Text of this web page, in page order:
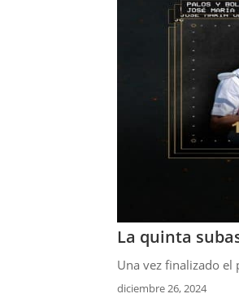
La quinta
Una vez finalizado
diciembre 26, 2024